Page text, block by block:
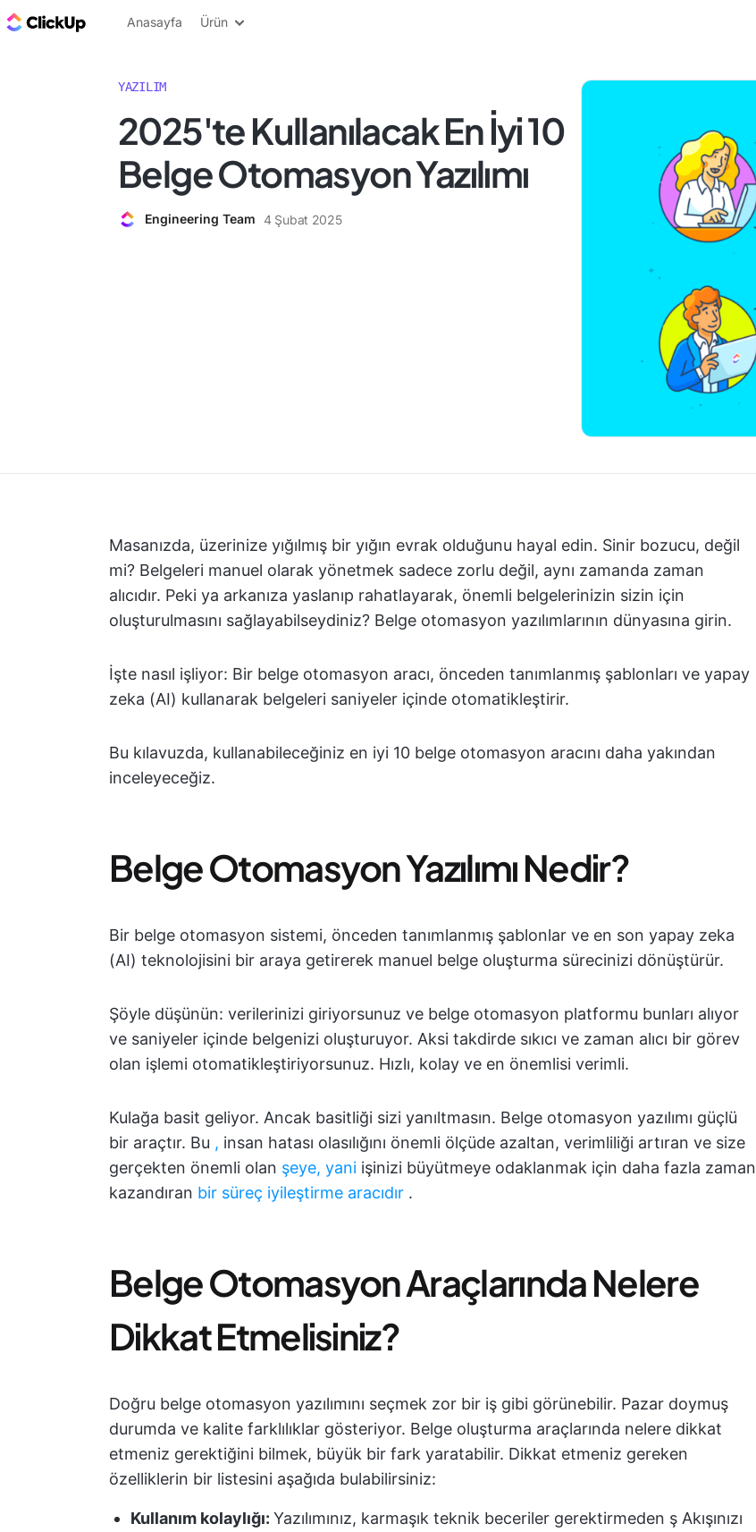
ClickUp Blog
Anasayfa Ürün
YAZILIM
2025'te Kullanılacak En İyi 10
Belge Otomasyon Yazılımı
Engineering Team 4 Şubat 2025
Masanızda, üzerinize yığılmış bir yığın evrak olduğunu hayal edin. Sinir bozucu, değil
mi? Belgeleri manuel olarak yönetmek sadece zorlu değil, aynı zamanda zaman
alıcıdır. Peki ya arkanıza yaslanıp rahatlayarak, önemli belgelerinizin sizin için
oluşturulmasını sağlayabilseydiniz? Belge otomasyon yazılımlarının dünyasına girin.
İşte nasıl işliyor: Bir belge otomasyon aracı, önceden tanımlanmış şablonları ve yapay
zeka (AI) kullanarak belgeleri saniyeler içinde otomatikleştirir.
Bu kılavuzda, kullanabileceğiniz en iyi 10 belge otomasyon aracını daha yakından
inceleyeceğiz.
Belge Otomasyon Yazılımı Nedir?
Bir belge otomasyon sistemi, önceden tanımlanmış şablonlar ve en son yapay zeka
(AI) teknolojisini bir araya getirerek manuel belge oluşturma sürecinizi dönüştürür.
Şöyle düşünün: verilerinizi giriyorsunuz ve belge otomasyon platformu bunları alıyor
ve saniyeler içinde belgenizi oluşturuyor. Aksi takdirde sıkıcı ve zaman alıcı bir görev
olan işlemi otomatikleştiriyorsunuz. Hızlı, kolay ve en önemlisi verimli.
Kulağa basit geliyor. Ancak basitliği sizi yanıltmasın. Belge otomasyon yazılımı güçlü
bir araçtır. Bu , insan hatası olasılığını önemli ölçüde azaltan, verimliliği artıran ve size
gerçekten önemli olan şeye, yani işinizi büyütmeye odaklanmak için daha fazla zaman
kazandıran bir süreç iyileştirme aracıdır .
Belge Otomasyon Araçlarında Nelere
Dikkat Etmelisiniz?
Doğru belge otomasyon yazılımını seçmek zor bir iş gibi görünebilir. Pazar doymuş
durumda ve kalite farklılıklar gösteriyor. Belge oluşturma araçlarında nelere dikkat
etmeniz gerektiğini bilmek, büyük bir fark yaratabilir. Dikkat etmeniz gereken
özelliklerin bir listesini aşağıda bulabilirsiniz:
Kullanım kolaylığı: Yazılımınız, karmaşık teknik beceriler gerektirmeden ş Akışınızı